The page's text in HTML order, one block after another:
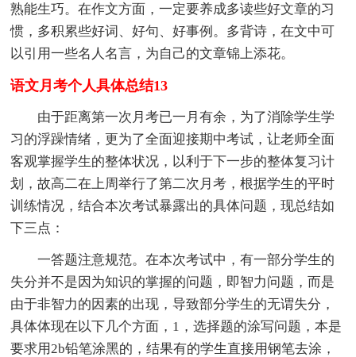
熟能生巧。在作文方面，一定要养成多读些好文章的习
惯，多积累些好词、好句、好事例。多背诗，在文中可
以引用一些名人名言，为自己的文章锦上添花。
语文月考个人具体总结13
由于距离第一次月考已一月有余，为了消除学生学
习的浮躁情绪，更为了全面迎接期中考试，让老师全面
客观掌握学生的整体状况，以利于下一步的整体复习计
划，故高二在上周举行了第二次月考，根据学生的平时
训练情况，结合本次考试暴露出的具体问题，现总结如
下三点：
一答题注意规范。在本次考试中，有一部分学生的
失分并不是因为知识的掌握的问题，即智力问题，而是
由于非智力的因素的出现，导致部分学生的无谓失分，
具体体现在以下几个方面，1，选择题的涂写问题，本是
要求用2b铅笔涂黑的，结果有的学生直接用钢笔去涂，